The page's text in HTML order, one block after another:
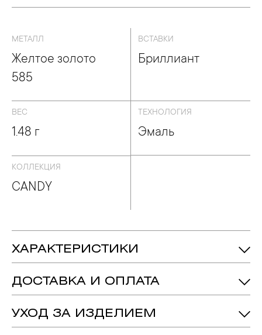
МЕТАЛЛ
Желтое золото
585
ВСТАВКИ
Бриллиант
ВЕС
1.48 г
ТЕХНОЛОГИЯ
Эмаль
КОЛЛЕКЦИЯ
CANDY
ХАРАКТЕРИСТИКИ
Вставка:
Бриллиант - 4, огранка «Круг-57», цвет
Металл:
ДОСТАВКА И ОПЛАТА
УХОД ЗА ИЗДЕЛИЕМ